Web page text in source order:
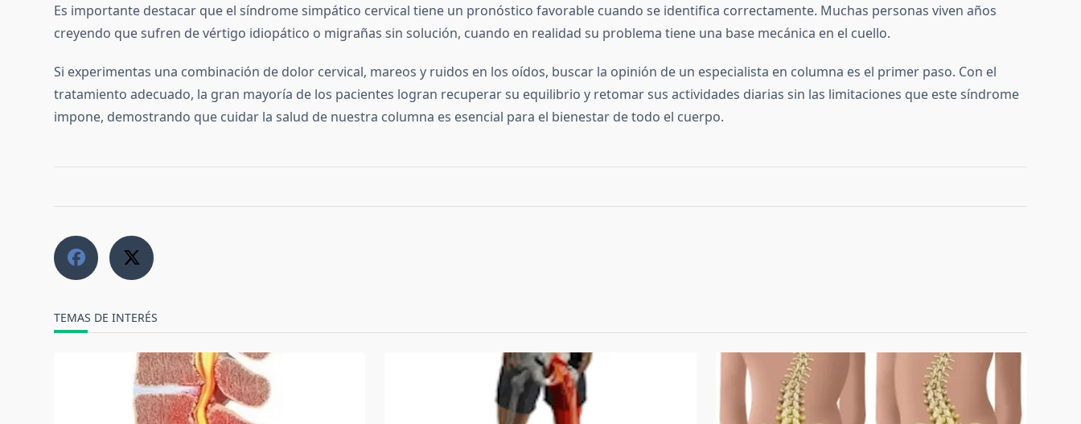
Es importante destacar que el síndrome simpático cervical tiene un pronóstico favorable cuando se identifica correctamente. Muchas personas viven años
creyendo que sufren de vértigo idiopático o migrañas sin solución, cuando en realidad su problema tiene una base mecánica en el cuello.
Si experimentas una combinación de dolor cervical, mareos y ruidos en los oídos, buscar la opinión de un especialista en columna es el primer paso. Con el
tratamiento adecuado, la gran mayoría de los pacientes logran recuperar su equilibrio y retomar sus actividades diarias sin las limitaciones que este síndrome
impone, demostrando que cuidar la salud de nuestra columna es esencial para el bienestar de todo el cuerpo.
TEMAS DE INTERÉS